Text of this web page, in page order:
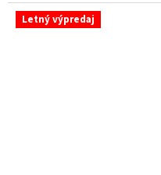
Letný výpredaj